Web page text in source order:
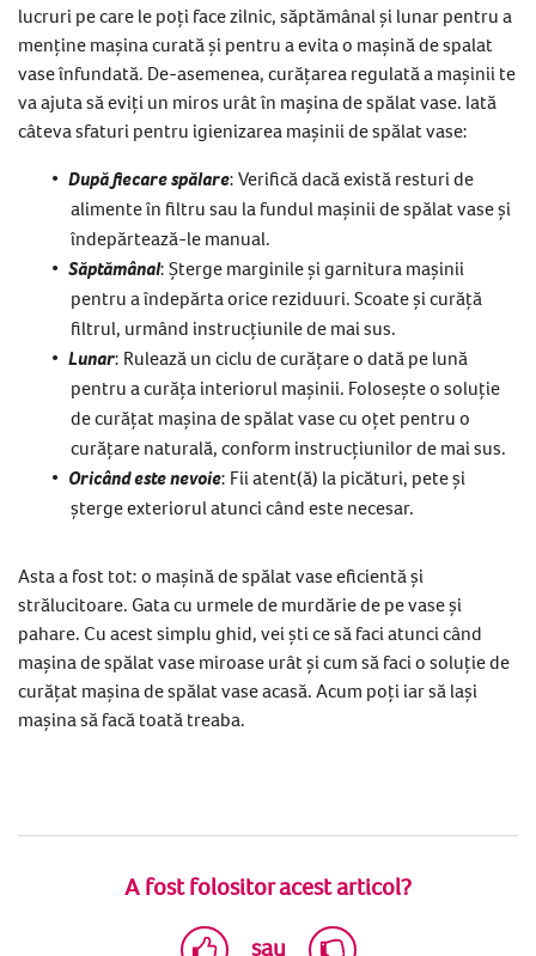
lucruri pe care le poți face zilnic, săptămânal și lunar pentru a
menține mașina curată și pentru a evita o mașină de spalat
vase înfundată. De-asemenea, curățarea regulată a mașinii te
va ajuta să eviți un miros urât în mașina de spălat vase. Iată
câteva sfaturi pentru igienizarea mașinii de spălat vase:
După fiecare spălare: Verifică dacă există resturi de
alimente în filtru sau la fundul mașinii de spălat vase și
îndepărtează-le manual.
Săptămânal: Șterge marginile și garnitura mașinii
pentru a îndepărta orice reziduuri. Scoate și curăță
filtrul, urmând instrucțiunile de mai sus.
Lunar: Rulează un ciclu de curățare o dată pe lună
pentru a curăța interiorul mașinii. Folosește o soluție
de curățat mașina de spălat vase cu oțet pentru o
curățare naturală, conform instrucțiunilor de mai sus.
Oricând este nevoie: Fii atent(ă) la picături, pete și
șterge exteriorul atunci când este necesar.
Asta a fost tot: o mașină de spălat vase eficientă și
strălucitoare. Gata cu urmele de murdărie de pe vase și
pahare. Cu acest simplu ghid, vei ști ce să faci atunci când
mașina de spălat vase miroase urât și cum să faci o soluție de
curățat mașina de spălat vase acasă. Acum poți iar să lași
mașina să facă toată treaba.
A fost folositor acest articol?
sau